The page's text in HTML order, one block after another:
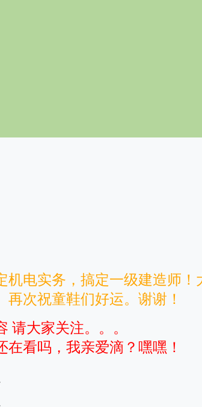
机电实务，搞定一级建造师
再次祝童鞋们好运。谢谢！
请大家关注。。。
在看吗，我亲爱滴？嘿嘿！